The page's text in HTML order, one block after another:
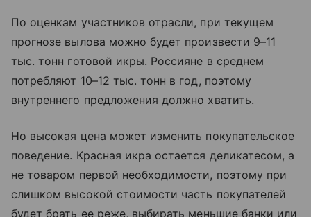
По оценкам участников отрасли, при текущем
прогнозе вылова можно будет произвести 9–11
тыс. тонн готовой икры. Россияне в среднем
потребляют 10–12 тыс. тонн в год, поэтому
внутреннего предложения должно хватить.
Но высокая цена может изменить покупательское
поведение. Красная икра остается деликатесом, а
не товаром первой необходимости, поэтому при
слишком высокой стоимости часть покупателей
будет брать ее реже, выбирать меньшие банки или